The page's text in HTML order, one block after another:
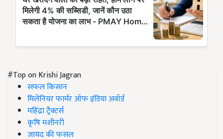
#Top on Krishi Jagran
सफल किसान
मिलेनियर फार्मर ऑफ इंडिया अवॉर्ड
महिंद्रा ट्रैक्टर्स
कृषि मशीनरी
जायद की फसल